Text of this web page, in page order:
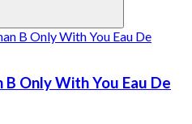
B Only With You Eau De